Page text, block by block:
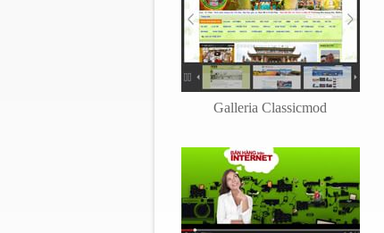
Galleria Classicmod